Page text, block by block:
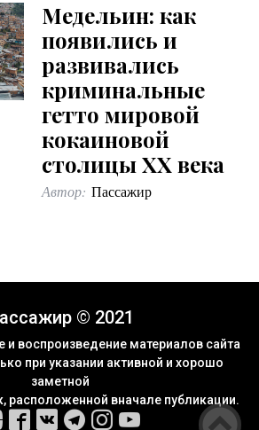
Медельин: как
появились и
развивались
криминальные
гетто мировой
кокаиновой
столицы XX века
Автор: Пассажир
© 2021
воспроизведение материалов сайта
при указании активной и хорошо
заметной
расположенной вначале публикации.